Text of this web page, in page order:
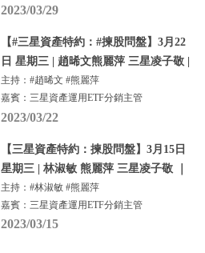
2023/03/29
【#三星資產特約：#揀股問盤】3月22
日 星期三 | 趙晞文熊麗萍 三星凌子敬 |
主持：#趙晞文 #熊麗萍
嘉賓：三星資產運用ETF分銷主管
2023/03/22
【三星資產特約：揀股問盤】3月15日
星期三 | 林淑敏 熊麗萍 三星凌子敬 ｜
主持：#林淑敏 #熊麗萍
嘉賓：三星資產運用ETF分銷主管
2023/03/15